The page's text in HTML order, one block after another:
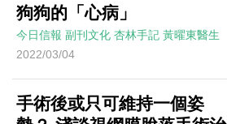
狗狗的「心病」
今日信報 副刊文化 杏林手記 黃曜東醫生
2022/03/04
手術後或只可維持一個姿